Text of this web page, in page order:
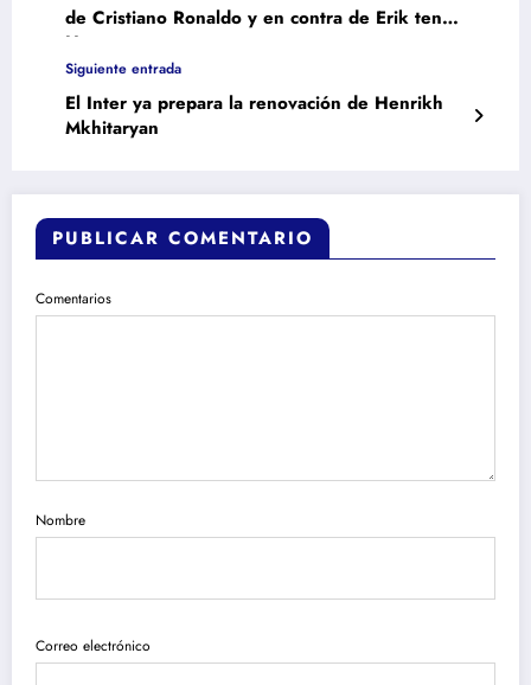
de Cristiano Ronaldo y en contra de Erik ten
Hag
Siguiente entrada
El Inter ya prepara la renovación de Henrikh
Mkhitaryan
PUBLICAR COMENTARIO
Comentarios
Nombre
Correo electrónico